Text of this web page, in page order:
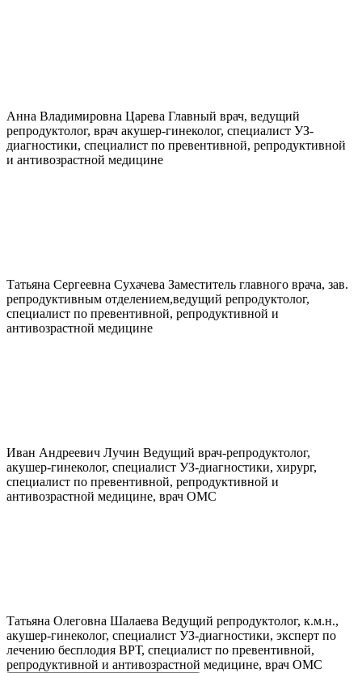
Анна Владимировна Царева Главный врач, ведущий
репродуктолог, врач акушер-гинеколог, специалист УЗ-
диагностики, специалист по превентивной, репродуктивной
и антивозрастной медицине
Татьяна Сергеевна Сухачева Заместитель главного врача, зав.
репродуктивным отделением,ведущий репродуктолог,
специалист по превентивной, репродуктивной и
антивозрастной медицине
Иван Андреевич Лучин Ведущий врач-репродуктолог,
акушер-гинеколог, специалист УЗ-диагностики, хирург,
специалист по превентивной, репродуктивной и
антивозрастной медицине, врач ОМС
Татьяна Олеговна Шалаева Ведущий репродуктолог, к.м.н.,
акушер-гинеколог, специалист УЗ-диагностики, эксперт по
лечению бесплодия ВРТ, специалист по превентивной,
репродуктивной и антивозрастной медицине, врач ОМС